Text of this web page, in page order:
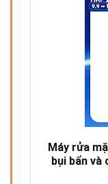
Máy rửa
bụi bẩn